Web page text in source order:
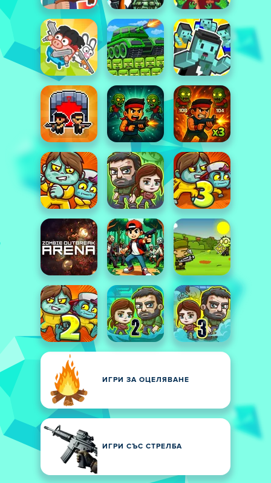
ИГРИ ЗА ОЦЕЛЯВАНЕ
ИГРИ СЪС СТРЕЛБА